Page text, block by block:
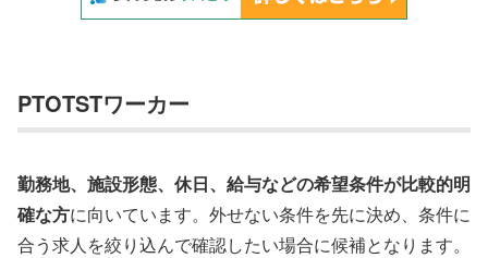
PTOTSTワーカー
勤務地、施設形態、休日、給与などの希望条件が比較的明
確な方に向いています。外せない条件を先に決め、条件に
合う求人を絞り込んで確認したい場合に候補となります。